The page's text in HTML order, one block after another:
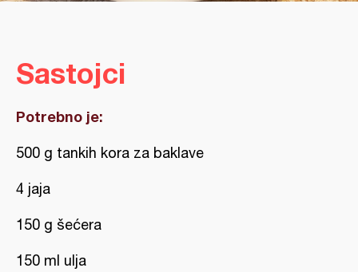
Sastojci
Potrebno je:
500 g tankih kora za baklave
4 jaja
150 g šećera
150 ml ulja